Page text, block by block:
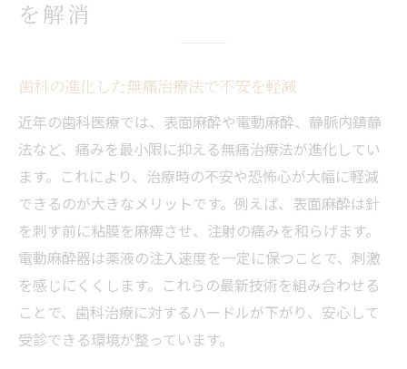
を解消
歯科の進化した無痛治療法で不安を軽減
近年の歯科医療では、表面麻酔や電動麻酔、静脈内鎮静
法など、痛みを最小限に抑える無痛治療法が進化してい
ます。これにより、治療時の不安や恐怖心が大幅に軽減
できるのが大きなメリットです。例えば、表面麻酔は針
を刺す前に粘膜を麻痺させ、注射の痛みを和らげます。
電動麻酔器は薬液の注入速度を一定に保つことで、刺激
を感じにくくします。これらの最新技術を組み合わせる
ことで、歯科治療に対するハードルが下がり、安心して
受診できる環境が整っています。